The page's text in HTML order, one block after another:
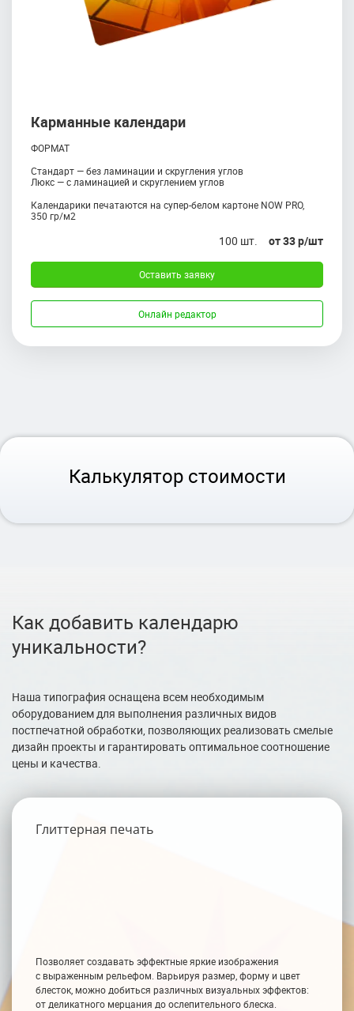
Карманные календари
ФОРМАТ
Стандарт — без ламинации и скругления углов
Люкс — с ламинацией и скруглением углов
Календарики печатаются на супер-белом картоне NOW PRO,
350 гр/м2
100 шт. от 33 р/шт
Оставить заявку
Онлайн редактор
Калькулятор стоимости
Как добавить календарю
уникальности?
Наша типография оснащена всем необходимым
оборудованием для выполнения различных видов
постпечатной обработки, позволяющих реализовать смелые
дизайн проекты и гарантировать оптимальное соотношение
цены и качества.
Глиттерная печать
Позволяет создавать эффектные яркие изображения
с выраженным рельефом. Варьируя размер, форму и цвет
блесток, можно добиться различных визуальных эффектов:
от деликатного мерцания до ослепительного блеска.